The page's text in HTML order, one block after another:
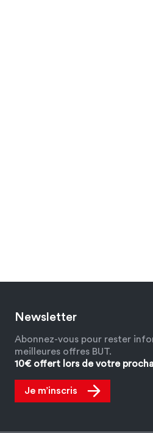
Newsletter
Abonnez-vous pour rester
meilleures offres BUT.
10€ offert lors de votre
Je m’inscris